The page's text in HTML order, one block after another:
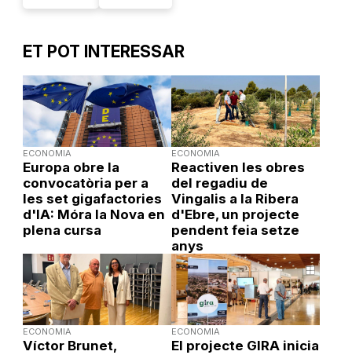
ET POT INTERESSAR
ECONOMIA
Europa obre la
convocatòria per a
les set gigafactories
d'IA: Móra la Nova en
plena cursa
ECONOMIA
Reactiven les obres
del regadiu de
Vingalis a la Ribera
d'Ebre, un projecte
pendent feia setze
anys
ECONOMIA
Víctor Brunet,
ECONOMIA
El projecte GIRA inicia